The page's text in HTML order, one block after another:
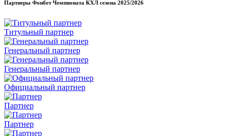
Партнеры Фонбет Чемпионата КХЛ сезона 2025/2026
Титульный партнер
Генеральный партнер
Генеральный партнер
Официальный партнер
Партнер
Партнер